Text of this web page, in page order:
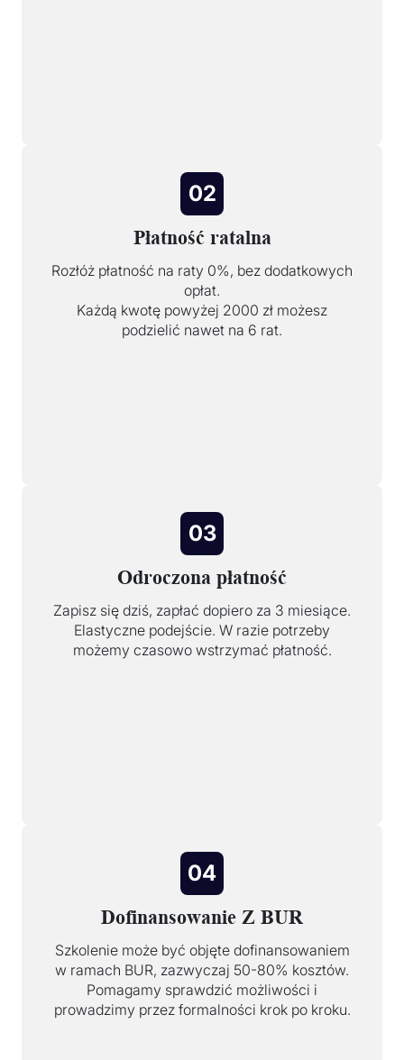
02
Płatność ratalna
Rozłóż płatność na raty 0%, bez dodatkowych
opłat.
Każdą kwotę powyżej 2000 zł możesz
podzielić nawet na 6 rat.
03
Odroczona płatność
Zapisz się dziś, zapłać dopiero za 3 miesiące.
Elastyczne podejście. W razie potrzeby
możemy czasowo wstrzymać płatność.
04
Dofinansowanie Z BUR
Szkolenie może być objęte dofinansowaniem
w ramach BUR, zazwyczaj 50-80% kosztów.
Pomagamy sprawdzić możliwości i
prowadzimy przez formalności krok po kroku.